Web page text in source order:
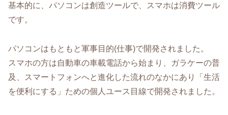
基本的に、パソコンは創造ツールで、スマホは消費ツール
です。
パソコンはもともと軍事目的(仕事)で開発されました。
スマホの方は自動車の車載電話から始まり、ガラケーの普
及、スマートフォンへと進化した流れのなかにあり「生活
を便利にする」ための個人ユース目線で開発されました。